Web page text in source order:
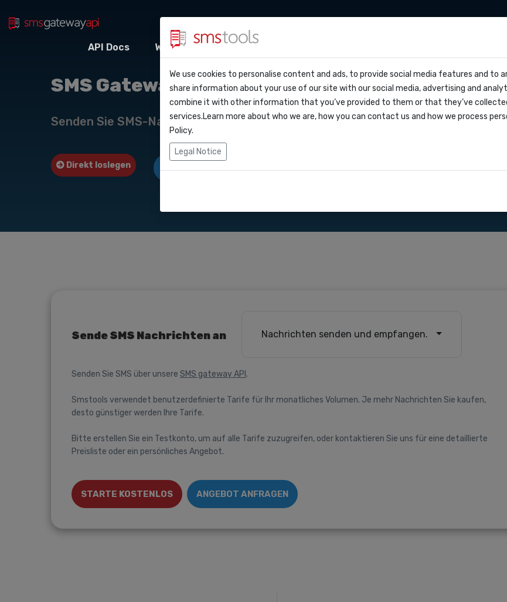
API Docs Webhooks Integrationen
API Docs
Zapier
Blog
Service level agreement
(sla)
Angebot anfordern
SMS Gateway API nach
Senden Sie SMS-Nachrichten über unsere SMS Gateway API.
Direkt loslegen Angebot anfordern
Sende SMS Nachrichten an Nachrichten senden und empfangen.
Senden Sie SMS über unsere SMS gateway API .
Smstools verwendet benutzerdefinierte Tarife für Ihr monatliches Volumen. Je mehr Nachrichten Sie kaufen,
desto günstiger werden Ihre Tarife.
Bitte erstellen Sie ein Testkonto, um auf alle Tarife zuzugreifen, oder kontaktieren Sie uns für eine detaillierte
Preisliste oder ein persönliches Angebot.
STARTE KOSTENLOS ANGEBOT ANFRAGEN
We use cookies to personalise content and ads, to provide social media features and to
share information about your use of our site with our social media, advertising and
combine it with other information that you’ve provided to them or that they’ve
services.Learn more about who we are, how you can contact us and how we process
Policy.
Legal Notice